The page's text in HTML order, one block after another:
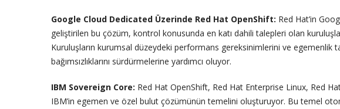
Google Cloud Dedicated Üzerinde Red Hat OpenShift: Red Hat’in
geliştirilen bu çözüm, kontrol konusunda en katı dahili talepleri olan
Kuruluşların kurumsal düzeydeki performans gereksinimlerini ve egemenlik
bağımsızlıklarını sürdürmelerine yardımcı oluyor.
IBM Sovereign Core: Red Hat OpenShift, Red Hat Enterprise Linux, Red
IBM’in egemen ve özel bulut çözümünün temelini oluşturuyor. Bu temel